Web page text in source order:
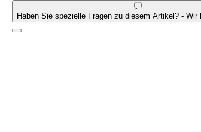
Haben Sie spezielle Fragen zu diesem Artikel? - Wir